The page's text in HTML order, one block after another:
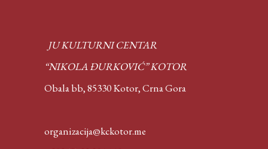
JU KULTURNI CENTAR
“NIKOLA ĐURKOVIĆ” KOTOR
Obala bb, 85330 Kotor,Crna Gora
organizacija@kckotor.me